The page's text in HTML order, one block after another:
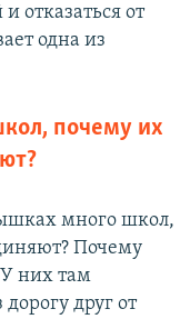
отказаться от
одна из
почему их
много школ,
Почему
них там
друг от